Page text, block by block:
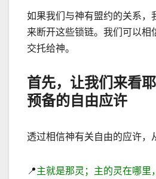
如果我们与神有盟约的关系，
来断开这些锁链。我们可以相
交托给神。
首先，让我们来看
预备的自由应许
透过相信神有关自由的应许，
📍主就是那灵；主的灵在哪里